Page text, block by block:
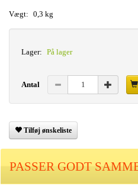
Vægt: 0,3 kg
Lager: På lager
Antal
Tilføj ønskeliste
PASSER GODT